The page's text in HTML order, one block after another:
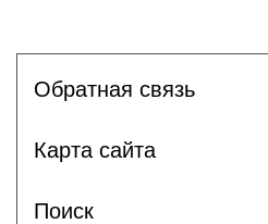
Обратная связь
Карта сайта
Поиск